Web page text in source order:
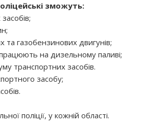
зможуть:
та газобензинових двигунів;
працюють на дизельному паливі;
транспортних засобів.
засобу;
поліції, у кожній області.